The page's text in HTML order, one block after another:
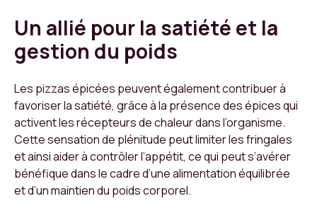
Un allié pour la satiété et la
gestion du poids
Les pizzas épicées peuvent également contribuer à
favoriser la satiété, grâce à la présence des épices qui
activent les récepteurs de chaleur dans l’organisme.
Cette sensation de plénitude peut limiter les fringales
et ainsi aider à contrôler l’appétit, ce qui peut s’avérer
bénéfique dans le cadre d’une alimentation équilibrée
et d’un maintien du poids corporel.